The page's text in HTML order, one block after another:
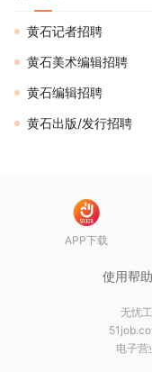
黄石记者招聘
黄石美术编辑招聘
黄石编辑招聘
黄石出版/发行招聘
APP下载
使用帮助
无忧
电子营